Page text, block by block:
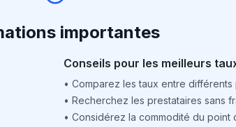
importantes
Conseils pour les meilleurs
• Comparez les taux entre différents
• Recherchez les prestataires sans
• Considérez la commodité du point